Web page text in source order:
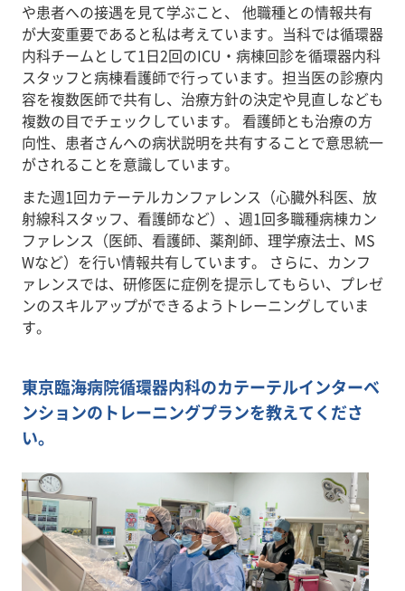
や患者への接遇を見て学ぶこと、 他職種との情報共有
が大変重要であると私は考えています。当科では循環器
内科チームとして1日2回のICU・病棟回診を循環器内科
スタッフと病棟看護師で行っています。担当医の診療内
容を複数医師で共有し、治療方針の決定や見直しなども
複数の目でチェックしています。 看護師とも治療の方
向性、患者さんへの病状説明を共有することで意思統一
がされることを意識しています。
また週1回カテーテルカンファレンス（心臓外科医、放
射線科スタッフ、看護師など）、週1回多職種病棟カン
ファレンス（医師、看護師、薬剤師、理学療法士、MS
Wなど）を行い情報共有しています。 さらに、カンフ
ァレンスでは、研修医に症例を提示してもらい、プレゼ
ンのスキルアップができるようトレーニングしていま
す。
東京臨海病院循環器内科のカテーテルインターベ
ンションのトレーニングプランを教えてくださ
い。